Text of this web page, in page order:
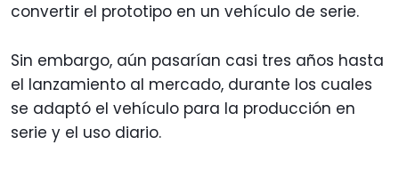
convertir el prototipo en un vehículo de serie.
Sin embargo, aún pasarían casi tres años hasta
el lanzamiento al mercado, durante los cuales
se adaptó el vehículo para la producción en
serie y el uso diario.